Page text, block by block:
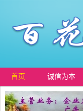
首页 诚信为本